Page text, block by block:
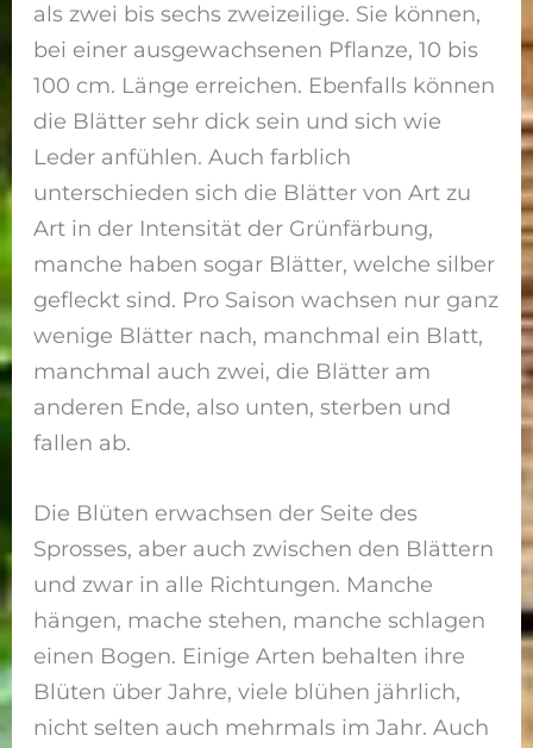
als zwei bis sechs zweizeilige. Sie können,
bei einer ausgewachsenen Pflanze, 10 bis
100 cm. Länge erreichen. Ebenfalls können
die Blätter sehr dick sein und sich wie
Leder anfühlen. Auch farblich
unterschieden sich die Blätter von Art zu
Art in der Intensität der Grünfärbung,
manche haben sogar Blätter, welche silber
gefleckt sind. Pro Saison wachsen nur ganz
wenige Blätter nach, manchmal ein Blatt,
manchmal auch zwei, die Blätter am
anderen Ende, also unten, sterben und
fallen ab.
Die Blüten erwachsen der Seite des
Sprosses, aber auch zwischen den Blättern
und zwar in alle Richtungen. Manche
hängen, mache stehen, manche schlagen
einen Bogen. Einige Arten behalten ihre
Blüten über Jahre, viele blühen jährlich,
nicht selten auch mehrmals im Jahr. Auch